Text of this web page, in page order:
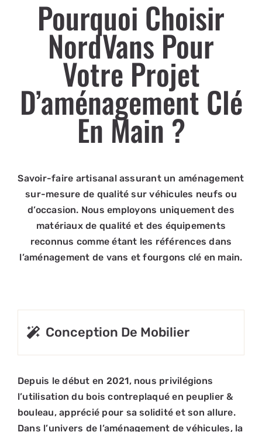
Pourquoi Choisir
NordVans Pour
Votre Projet
D’aménagement Clé
En Main ?
Savoir-faire artisanal assurant un aménagement
sur-mesure de qualité sur véhicules neufs ou
d’occasion. Nous employons uniquement des
matériaux de qualité et des équipements
reconnus comme étant les références dans
l’aménagement de vans et fourgons clé en main.
Conception De Mobilier
Depuis le début en 2021, nous privilégions
l’utilisation du bois contreplaqué en peuplier &
bouleau, apprécié pour sa solidité et son allure.
Dans l’univers de l’aménagement de véhicules, la